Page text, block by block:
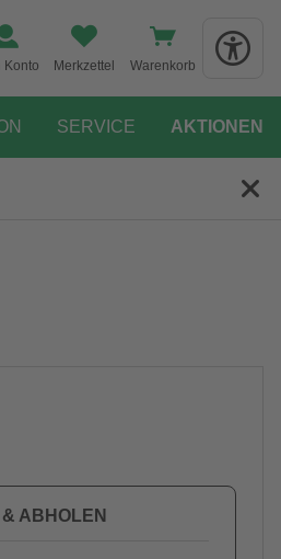
Konto Merkzettel Warenkorb
SERVICE AKTIONEN
ABHOLEN